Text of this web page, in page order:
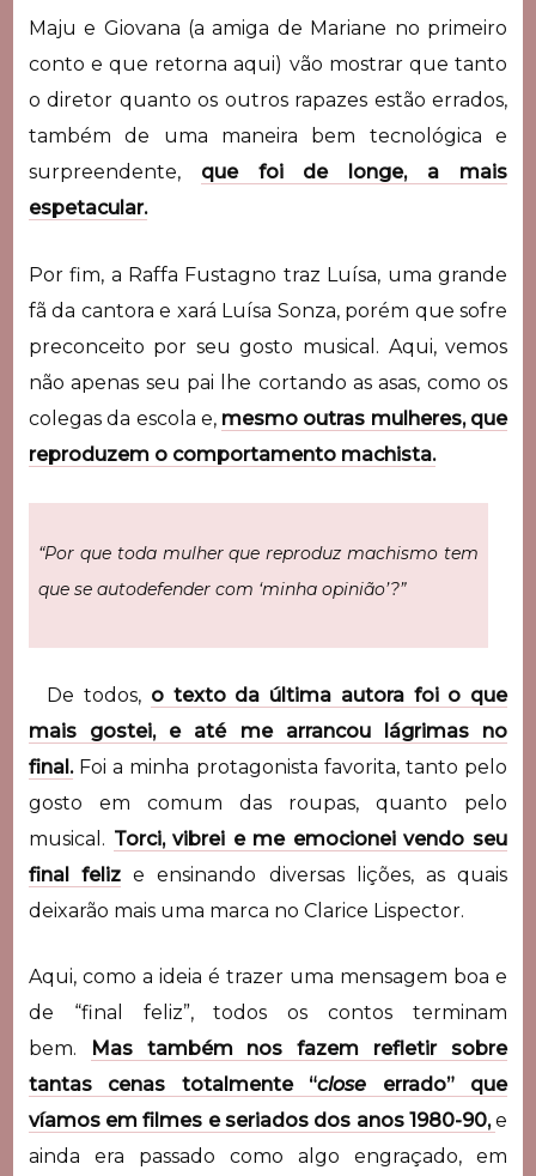
Maju e Giovana (a amiga de Mariane no primeiro
conto e que retorna aqui) vão mostrar que tanto
o diretor quanto os outros rapazes estão errados,
também de uma maneira bem tecnológica e
surpreendente, que foi de longe, a mais
espetacular.
Por fim, a Raffa Fustagno traz Luísa, uma grande
fã da cantora e xará Luísa Sonza, porém que sofre
preconceito por seu gosto musical. Aqui, vemos
não apenas seu pai lhe cortando as asas, como os
colegas da escola e, mesmo outras mulheres, que
reproduzem o comportamento machista.
“Por que toda mulher que reproduz machismo tem
que se autodefender com ‘minha opinião’?”
De todos, o texto da última autora foi o que
mais gostei, e até me arrancou lágrimas no
final.Foi a minha protagonista favorita, tanto pelo
gosto em comum das roupas, quanto pelo
musical. Torci, vibrei e me emocionei vendo seu
final feliz e ensinando diversas lições, as quais
deixarão mais uma marca no Clarice Lispector.
Aqui, como a ideia é trazer uma mensagem boa e
de “final feliz”, todos os contos terminam
bem.
Mas também nos fazem refletir sobre
tantas cenas totalmente “close errado” que
víamos em filmes e seriados dos anos 1980-90,e
ainda era passado como algo engraçado, em